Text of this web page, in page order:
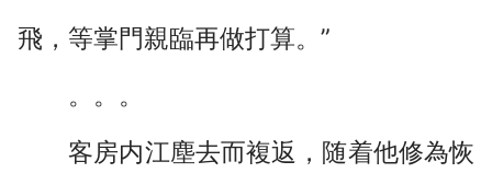
飛，等掌門親臨再做打算。”
。。。
客房内江塵去而複返，随着他修為恢